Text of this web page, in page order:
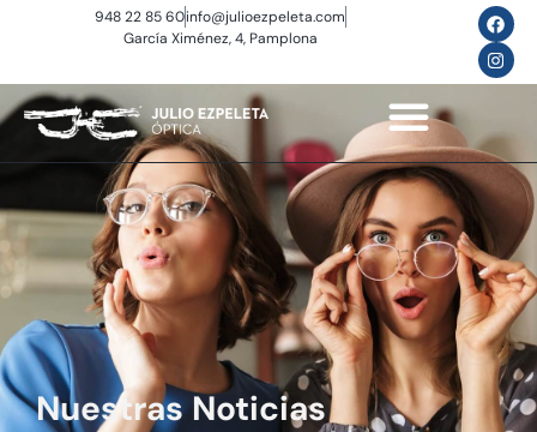
948 22 85 60info@julioezpeleta.com
García Ximénez, 4, Pamplona
Nuestras Noticias